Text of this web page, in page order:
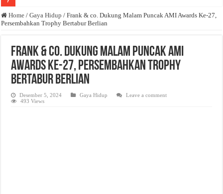
Anda butuh promosi usaha? Kontak ke Email redaksi@bisnisnasional.com
Dibutuhkan Marketing. Lamaran di-email ke redaksi@bisnisnasional.com
Home / Gaya Hidup / Frank & co. Dukung Malam Puncak AMI Awards Ke-27,
Persembahkan Trophy Bertabur Berlian
Frank & co. Dukung Malam Puncak AMI
Awards Ke-27, Persembahkan Trophy
Bertabur Berlian
Desember 5, 2024 Gaya Hidup
Leave a comment
493 Views